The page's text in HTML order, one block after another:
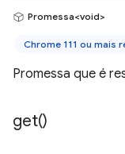
Promessa<void>
Chrome 111 ou mais
Promessa que é
get()